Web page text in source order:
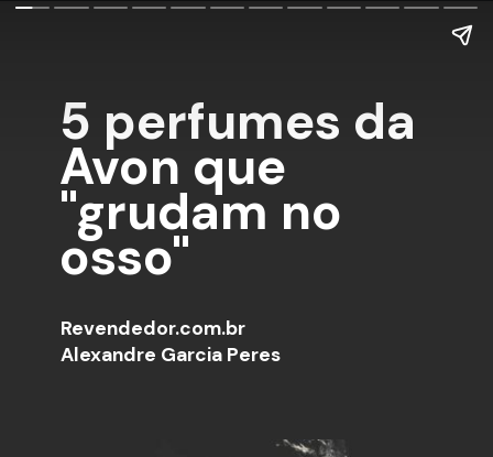
Revendedor.com.br
Alexandre Garcia Peres
5 perfumes da
Avon que
"grudam no
osso"